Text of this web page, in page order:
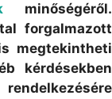
minőségéről.
forgalmazott
megtekintheti
kérdésekben